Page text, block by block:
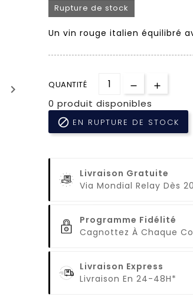
keyboard_arrow_right
Rupture de stock
Un vin rouge italien équilibré
QUANTITÉ
0 produit disponibles
 EN RUPTURE DE STOCK
Livraison Gratuite
Via Mondial Relay Dès
Programme Fidélité
Cagnottez À Chaque
Livraison Express
Livraison En 24-48H*